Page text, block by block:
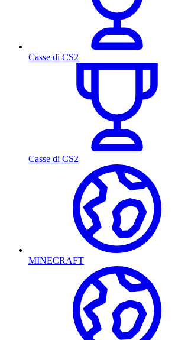
Casse di CS2
Casse di CS2
MINECRAFT